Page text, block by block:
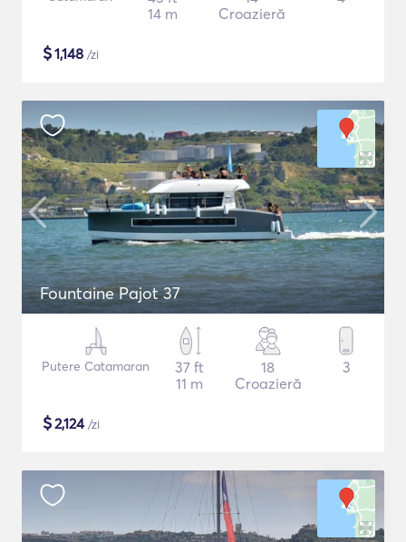
14 m
Croazieră
$1,148 /zi
Fountaine Pajot 37
Putere Catamaran
37 ft
11 m
18
Croazieră
3
$2,124/zi